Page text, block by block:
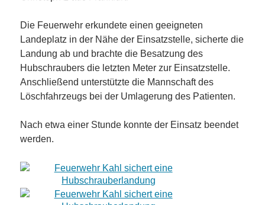
Die Feuerwehr erkundete einen geeigneten
Landeplatz in der Nähe der Einsatzstelle, sicherte die
Landung ab und brachte die Besatzung des
Hubschraubers die letzten Meter zur Einsatzstelle.
Anschließend unterstützte die Mannschaft des
Löschfahrzeugs bei der Umlagerung des Patienten.
Nach etwa einer Stunde konnte der Einsatz beendet
werden.